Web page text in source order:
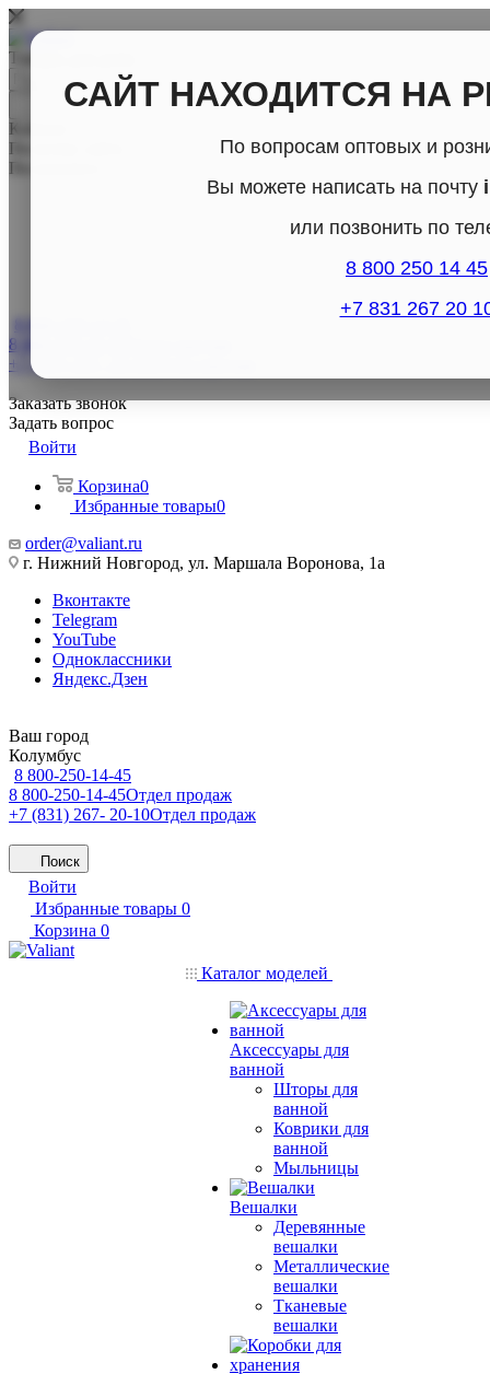
САЙТ НАХОДИТСЯ НА
По вопросам оптовых и
Вы можете написать на почту
или позвонить по
8 800 250 14 45
+7 831 267 20
Товары для дома
Каталог
По всему сайту
По каталогу
8 800-250-14-45
+7 (831) 267- 20-10
Заказать звонок
Задать вопрос
Войти
Корзина0
Избранные товары0
order@valiant.ru
г. Нижний Новгород, ул. Маршала Воронова, 1а
Вконтакте
Telegram
YouTube
Одноклассники
Яндекс.Дзен
Ваш город
Колумбус
8 800-250-14-45
8 800-250-14-45Отдел продаж
+7 (831) 267- 20-10Отдел продаж
Поиск
Войти
Избранные товары 0
Корзина 0
Каталог моделей
Аксессуары для
ванной
Шторы для
ванной
Коврики для
ванной
Мыльницы
Вешалки
Деревянные
вешалки
Металлические
вешалки
Тканевые
вешалки